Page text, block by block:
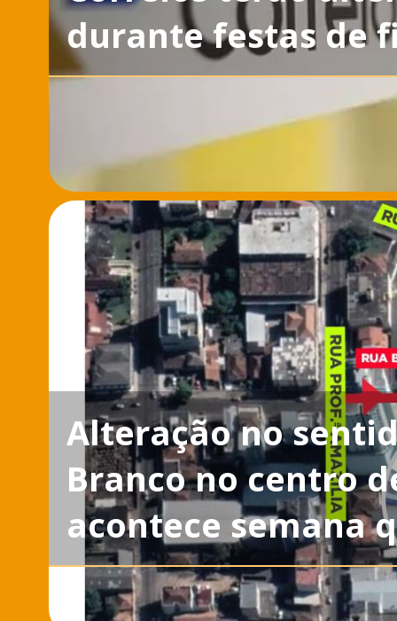
durante festas de
Alteração no
Branco no centro
acontece semana